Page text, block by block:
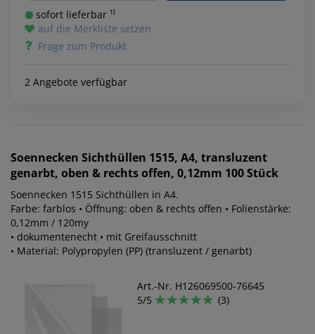
sofort lieferbar ¹⁾
auf die Merkliste setzen
Frage zum Produkt
2 Angebote verfügbar
Soennecken Sichthüllen 1515, A4, transluzent
genarbt, oben & rechts offen, 0,12mm 100 Stück
Soennecken 1515 Sichthüllen in A4.
Farbe: farblos • Öffnung: oben & rechts offen • Folienstärke:
0,12mm / 120my
• dokumentenecht • mit Greifausschnitt
• Material: Polypropylen (PP) (transluzent / genarbt)
Art.-Nr. H126069500-76645
5/5
(3)